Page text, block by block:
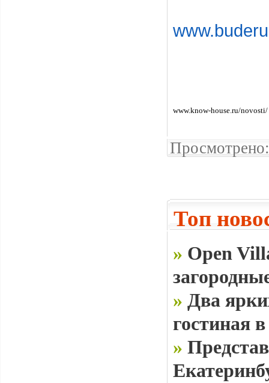
www.know-house.ru/novosti/
Топ
» Open
» Два
гостиная
»